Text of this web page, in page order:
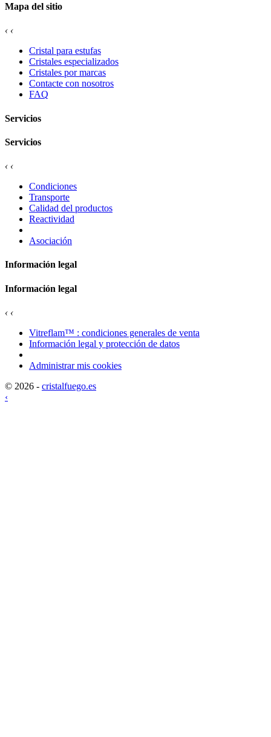
Mapa del sitio
‹ ‹
Cristal para estufas
Cristales especializados
Cristales por marcas
Contacte con nosotros
FAQ
Servicios
Servicios
‹ ‹
Condiciones
Transporte
Calidad del productos
Reactividad
Asociación
Información legal
Información legal
‹ ‹
Vitreflam™ : condiciones generales de venta
Información legal y protección de datos
Administrar mis cookies
© 2026 - cristalfuego.es
‹